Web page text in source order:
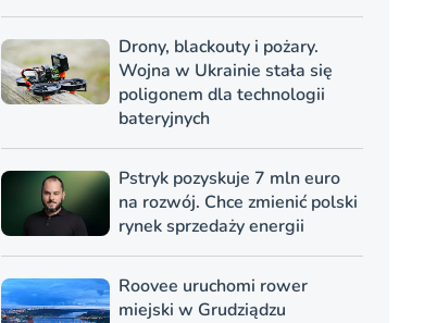
Drony, blackouty i pożary.
Wojna w Ukrainie stała się
poligonem dla technologii
bateryjnych
Pstryk pozyskuje 7 mln euro
na rozwój. Chce zmienić polski
rynek sprzedaży energii
Roovee uruchomi rower
miejski w Grudziądzu